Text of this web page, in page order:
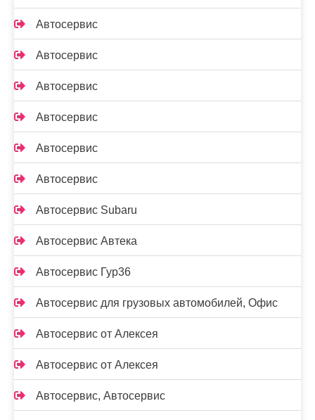
Автосервис
Автосервис
Автосервис
Автосервис
Автосервис
Автосервис
Автосервис Subaru
Автосервис Автека
Автосервис Гур36
Автосервис для грузовых автомобилей, Офис
Автосервис от Алексея
Автосервис от Алексея
Автосервис, Автосервис